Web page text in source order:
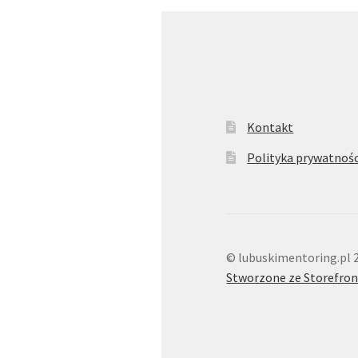
Kontakt
Polityka
© lubuskimentoring.pl
Stworzone ze